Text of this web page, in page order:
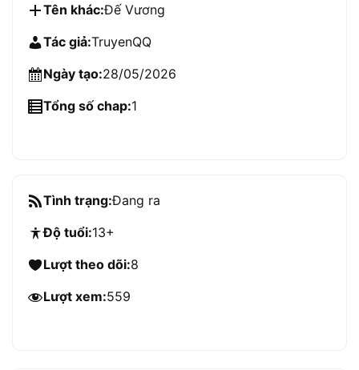
Tên khác:Đế Vương
Tác giả:TruyenQQ
Ngày tạo:28/05/2026
Tổng số chap:1
Tình trạng:Đang ra
Độ tuổi:13+
Lượt theo dõi:8
Lượt xem:559